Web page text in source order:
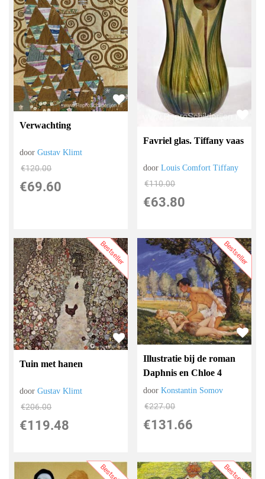
Verwachting
doorGustav Klimt
€120.00
€69.60
Favriel glas. Tiffany vaas
doorLouis Comfort Tiffany
€110.00
€63.80
Bestseller
Tuin met hanen
doorGustav Klimt
€206.00
€119.48
Bestseller
Illustratie bij de roman
Daphnis en Chloe 4
doorKonstantin Somov
€227.00
€131.66